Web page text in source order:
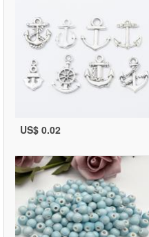
US$ 0.02